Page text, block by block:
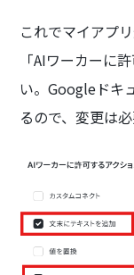
これでマイアプ
「AIワーカーに
い。Googleドキ
るので、変更は